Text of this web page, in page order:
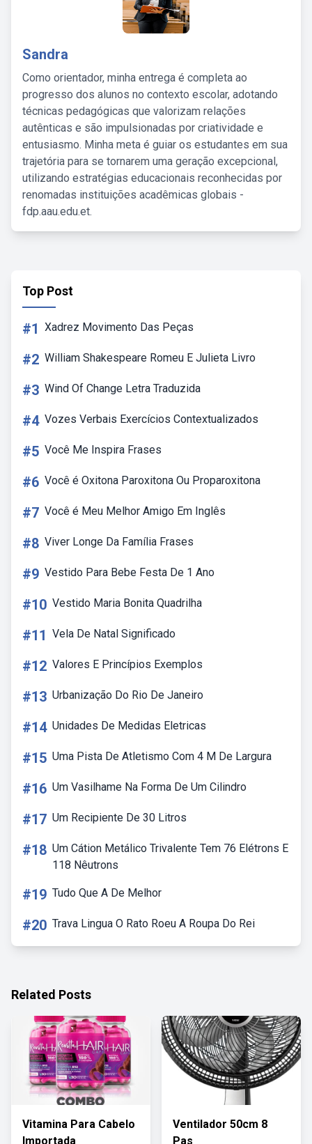
Sandra
Como orientador, minha entrega é completa ao
progresso dos alunos no contexto escolar, adotando
técnicas pedagógicas que valorizam relações
autênticas e são impulsionadas por criatividade e
entusiasmo. Minha meta é guiar os estudantes em sua
trajetória para se tornarem uma geração excepcional,
utilizando estratégias educacionais reconhecidas por
renomadas instituições acadêmicas globais -
fdp.aau.edu.et.
Top Post
#1 Xadrez Movimento Das Peças
#2 William Shakespeare Romeu E Julieta Livro
#3 Wind Of Change Letra Traduzida
#4 Vozes Verbais Exercícios Contextualizados
#5 Você Me Inspira Frases
#6 Você é Oxitona Paroxitona Ou Proparoxitona
#7 Você é Meu Melhor Amigo Em Inglês
#8 Viver Longe Da Família Frases
#9 Vestido Para Bebe Festa De 1 Ano
#10 Vestido Maria Bonita Quadrilha
#11 Vela De Natal Significado
#12 Valores E Princípios Exemplos
#13 Urbanização Do Rio De Janeiro
#14 Unidades De Medidas Eletricas
#15 Uma Pista De Atletismo Com 4 M De Largura
#16 Um Vasilhame Na Forma De Um Cilindro
#17 Um Recipiente De 30 Litros
#18 Um Cátion Metálico Trivalente Tem 76 Elétrons E
118 Nêutrons
#19 Tudo Que A De Melhor
#20 Trava Lingua O Rato Roeu A Roupa Do Rei
Related Posts
Vitamina Para Cabelo
Importada
Ventilador 50cm 8
Pas